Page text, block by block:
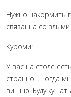
Нужно накормить
связанна со
Куроми:
У вас на столе
странно… Тогда
вишню. Буду